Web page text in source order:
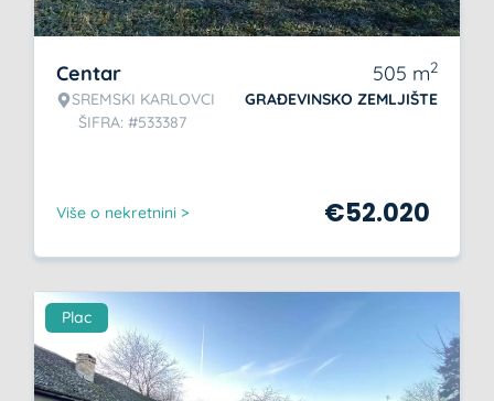
Centar
SREMSKI KARLOVCI
ŠIFRA: #533387
505 m2
GRAĐEVINSKO ZEMLJIŠTE
Više o nekretnini > €52.020
Plac